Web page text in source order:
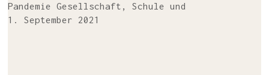
Pan­de­mie Gesell­schaft, Schu­le und
1. September 2021